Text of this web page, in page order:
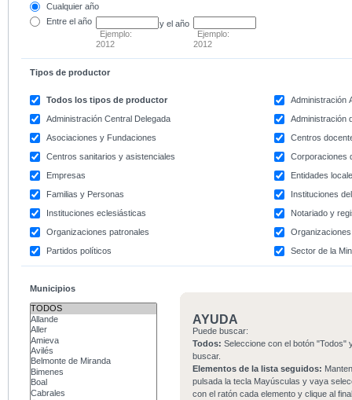
Cualquier año
Entre el año
Ejemplo:
2012
y el año
Ejemplo:
2012
Tipos de productor
Todos los tipos de productor
Administración
Administración Central Delegada
Administración
Asociaciones y Fundaciones
Centros
Centros sanitarios y asistenciales
Corporaciones
Empresas
Entidades
Familias y Personas
Instituciones
Instituciones eclesiásticas
Notariado y
Organizaciones patronales
Partidos políticos
Sector de la
Municipios
AYUDA
Puede buscar:
Todos: Seleccione con el botón "Todos"
buscar.
Elementos de la lista seguidos:
pulsada la tecla Mayúsculas y vaya
con el ratón cada elemento y clique al